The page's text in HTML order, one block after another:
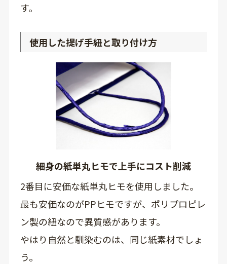
す。
使用した提げ手紐と取り付け方
細身の紙単丸ヒモで上手にコスト削減
2番目に安価な紙単丸ヒモを使用しました。
最も安価なのがPPヒモですが、ポリプロピレ
ン製の紐なので異質感があります。
やはり自然と馴染むのは、同じ紙素材でしょ
う。